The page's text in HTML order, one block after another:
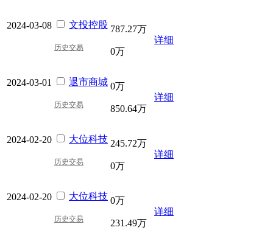
2024-03-08 文投控股
历史交易
787.27万
0万
详细
2024-03-01 退市商城
历史交易
0万
850.64万
详细
2024-02-20 大位科技
历史交易
245.72万
0万
详细
2024-02-20 大位科技
历史交易
0万
231.49万
详细